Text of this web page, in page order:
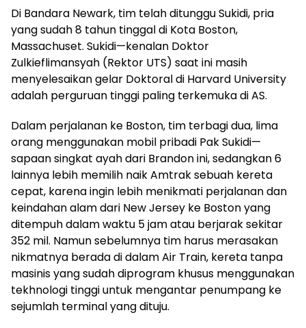
Di Bandara Newark, tim telah ditunggu Sukidi, pria
yang sudah 8 tahun tinggal di Kota Boston,
Massachuset. Sukidi—kenalan Doktor
Zulkieflimansyah (Rektor UTS) saat ini masih
menyelesaikan gelar Doktoral di Harvard University
adalah perguruan tinggi paling terkemuka di AS.
Dalam perjalanan ke Boston, tim terbagi dua, lima
orang menggunakan mobil pribadi Pak Sukidi—
sapaan singkat ayah dari Brandon ini, sedangkan 6
lainnya lebih memilih naik Amtrak sebuah kereta
cepat, karena ingin lebih menikmati perjalanan dan
keindahan alam dari New Jersey ke Boston yang
ditempuh dalam waktu 5 jam atau berjarak sekitar
352 mil. Namun sebelumnya tim harus merasakan
nikmatnya berada di dalam Air Train, kereta tanpa
masinis yang sudah diprogram khusus menggunakan
tekhnologi tinggi untuk mengantar penumpang ke
sejumlah terminal yang dituju.